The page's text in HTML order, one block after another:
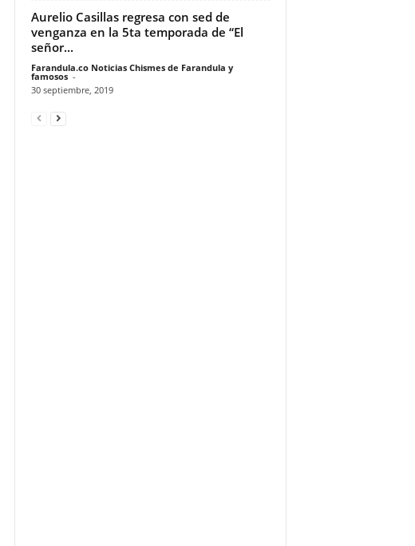
Aurelio Casillas regresa con sed de
venganza en la 5ta temporada de “El
señor...
Farandula.co Noticias Chismes de Farandula y
famosos -
30 septiembre, 2019